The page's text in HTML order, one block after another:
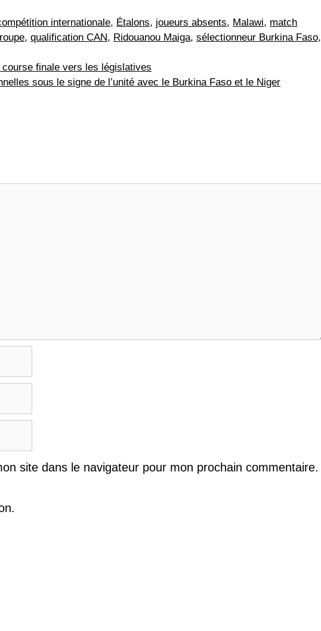
internationale, Étalons, joueurs absents, Malawi, match
, qualification CAN, Ridouanou Maiga, sélectionneur Burkina Faso,
finale vers les législatives
sous le signe de l’unité avec le Burkina Faso et le Niger
site dans le navigateur pour mon prochain commentaire.